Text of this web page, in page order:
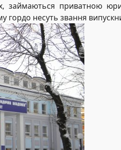
займаються приватною
несуть звання